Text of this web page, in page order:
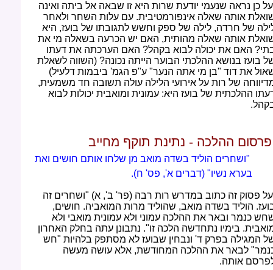
כן נראה שנעמי יודעת שרות היא זו שבאה אל ביתה ואינה
אותה שאלה אינפורמטיבית. עם עלות השחר ולאחר
של חרדה, לילה של ספק וחשש לתגובתו של בועז, היא
אותה שאלה מהותית, האם יש הכרעה בשאלה מי את
האם את יכולה לבוא בקהל? האם הערכתה את דעתו
בועז בנושא ההלכתי הבוער הייתה נכונה? (השווה לשאלת
את דוד "בן מי אתה הנער" ע"פ הגמ' ביבמות דלעיל)
של רות על אירועי הלילה עולה תשובה חד משמעית,
ההלכתית של בועז היא: עמונית ומואבית יכולות לבוא
ההלכה - נתינת תוקף מחייב
"ושחרים הוליד בשדה מואב מן שלחו אותם חושים ואת
בערא נשיו" (דברים א', פס' ח).
פסוק זה כתוב במדרש רות רבה (פר' ב', א) "ושחרים זה
הוליד בשדה מואב, שהוליד מרות המואביה. חושים,
כנמר ובאר את ההלכה עמוני ולא עמונית מואבי ולא
בימיו נתחדשה הלכה זו". נתבונן עתה בחלק האחרון
המגילה בפרק ד' ונבחין שבועז לא מסתפק בלהיות "חש
לבאר את ההלכה המחודשת, אלא עושה מעשה
אותה.